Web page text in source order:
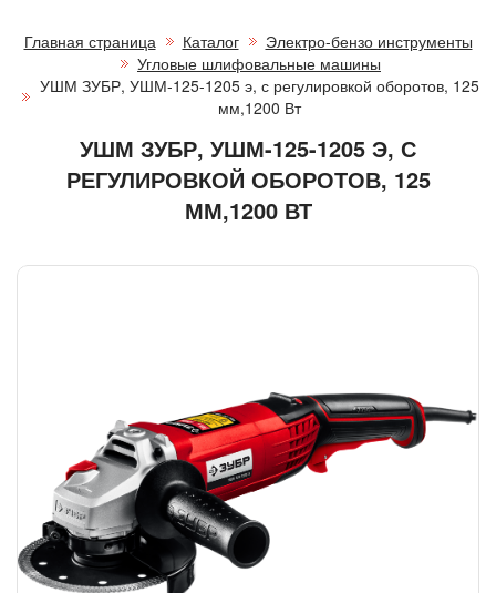
Главная страница Каталог
Электро-бензо инструменты
Угловые шлифовальные машины
УШМ ЗУБР, УШМ-125-1205 э, с регулировкой оборотов, 125
мм,1200 Вт
УШМ ЗУБР, УШМ-125-1205 Э, С
РЕГУЛИРОВКОЙ ОБОРОТОВ, 125
ММ,1200 ВТ